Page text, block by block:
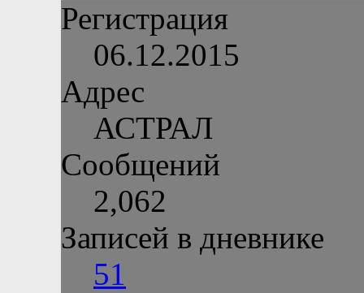
Регистрация
06.12.2015
Адрес
АСТРАЛ
Сообщений
2,062
Записей в дневнике
51